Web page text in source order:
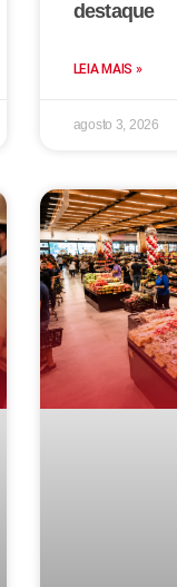
destaque
LEIA MAIS »
agosto 3, 2026